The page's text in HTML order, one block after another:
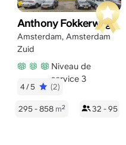
Anthony Fokkerweg 1
Amsterdam, Amsterdam
Zuid
Niveau de
service 3
4/5 (2)
295 - 858 m2 32 - 95